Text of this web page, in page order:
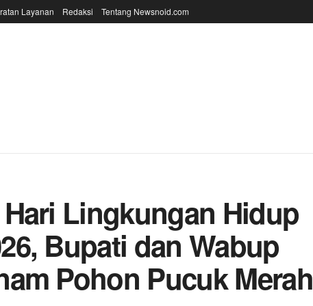
Layanan Redaksi Tentang Newsnoid.com
Lingkungan Hidup
Bupati dan Wabup
Pohon Pucuk Merah